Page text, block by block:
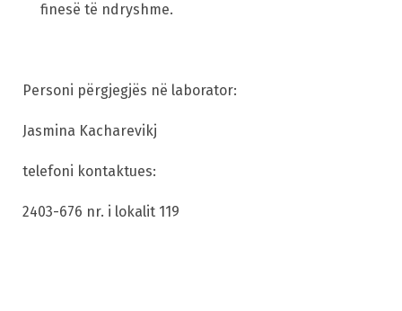
finesë të ndryshme.
Personi përgjegjës në laborator:
Jasmina Kacharevikj
telefoni kontaktues:
2403-676 nr. i lokalit 119